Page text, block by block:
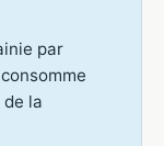
par
la